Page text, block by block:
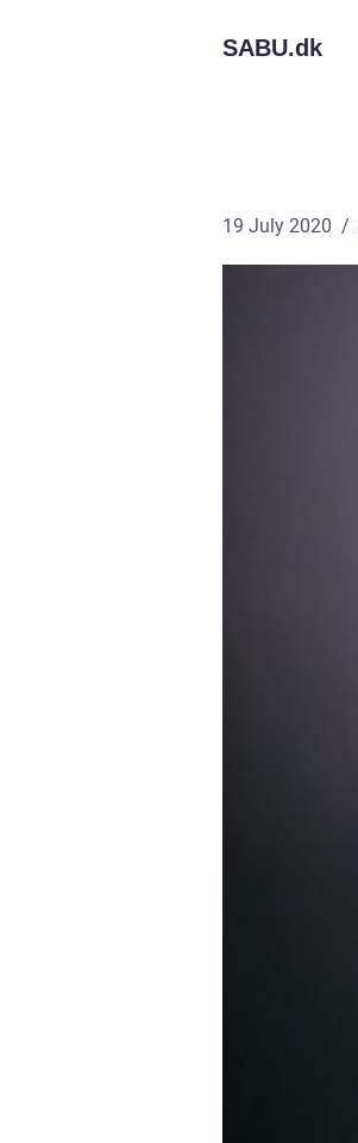
SABU.dk
19 July 2020